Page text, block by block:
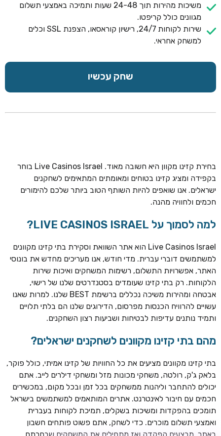
חבילת קבלת פנים: בונוס 100% עד 300€ + 100 ספיני בונוס על
ההפקדה הראשונה
CASOO
בונוס מתגלגל עד 2,000 ₪ + 200 ספינים חינם לשחקנים
חדשים
ROYSPINS
חינם על ההפקדות הראשונות
משיכות מהירות תוך 24-48 שעות ותמיכה באמצעי תשלום
מגוונים כולל קריפטו.
שירות לקוחות 24/7, רישיון קוראסאו, הצפנת SSL וכלים
למשחק אחראי.
שחק עכשיו
בחירת קזינו מקוון היא חשובה מאוד. Live Casinos Israel בוחר
בקפידה ומציג קזינו בטוחים ומאומתים המתאימים לשחקנים
ישראלים. אנו שואפים להיות השותף הטוב ביותר שלכם להימורים
חכמים ולחוויה מהנה.
למה לסמוך על LIVE CASINOS ISRAEL?
Live Casinos Israel הוא אתר השוואת וסקירת בתי קזינו מקוונים
למשתמשים דוברי עברית. מדי חודש, אנו מעריכים מחדש את בונוסי
האתר, אפשרויות התשלום, רשימות המשחקים ואיכות שירות
הלקוחות. רק בתי קזינו שעומדים בסטנדרטים שלנו של רישוי,
אבטחה ומהירות משיכה נכללים ברשימת BEST שלנו. למרות שאנו
עשויים להרוויח הכנסות מפרסום, הדירוגים שלנו הם בלתי תלויים
ותמיד נותנים עדיפות לבטיחות ושביעות רצון השחקנים.
מהם בתי קזינו מקוונים לשחקנים ישראלים?
בתי קזינו מקוונים מציעים את כל החוויות של קזינו אמיתי, כולל פוקר,
בלאק ג'ק, רולטה, משחקי מכונות מזל ומשחקי דילרים לייב. אתם
יכולים להתחבר וליהנות ממשחקים בכל זמן ובכל מקום, במכשירים
חכמים עם חיבור לאינטרנט. אתרים המותאמים למשתמשים בישראל
תומכים בהפקדות ומשיכות בשקלים, תמיכת לקוחות בעברית
ואמצעי תשלום מוכרים. כדי לשחק, אתם פשוט פותחים חשבון